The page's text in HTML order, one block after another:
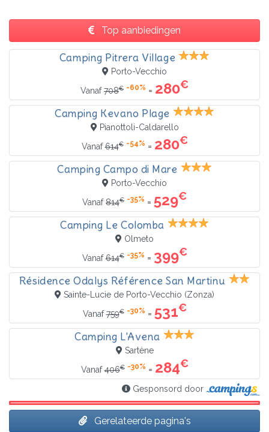
Top aanbiedingen
Camping Pitrera Village
Porto-Vecchio
Vanaf708€ -60% = 280€
Camping Kevano Plage
Pianottoli-Caldarello
Vanaf614€ -54% = 280€
Camping Campo di Mare
Porto-Vecchio
Vanaf814€ -35% = 529€
Camping Le Colomba
Olmeto
Vanaf614€ -35% = 399€
Résidence Odalys Référence San Martinu
Sainte-Lucie de Porto-Vecchio (Zonza)
Vanaf759€ -30% = 531€
Camping L'Avena
Sartène
Vanaf406€ -30% = 284€
Gesponsord door
Gerelateerde pagina's